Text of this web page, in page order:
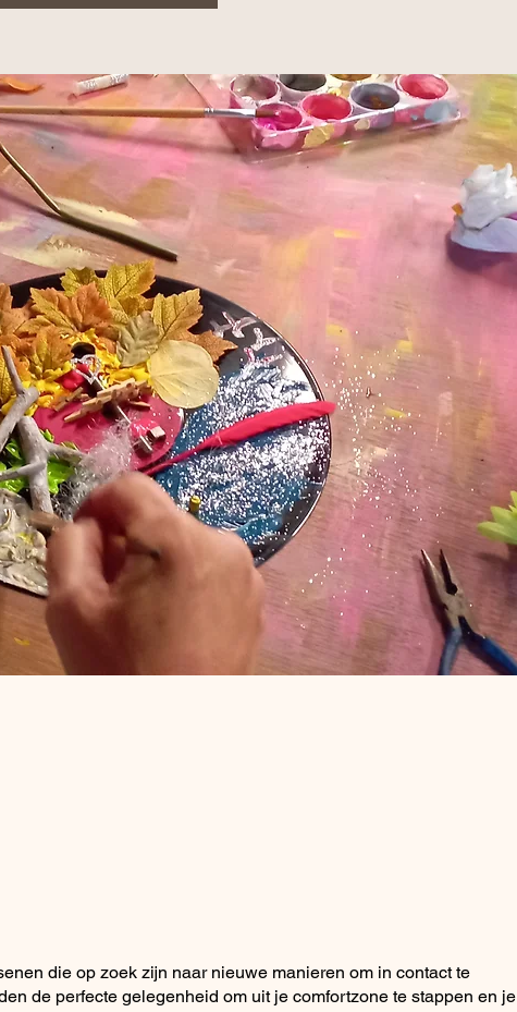
die op zoek zijn naar nieuwe manieren om in contact te
de perfecte gelegenheid om uit je comfortzone te stappen en je